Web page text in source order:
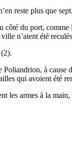
reste plus que sept.
du port,
n’aient été
à
qui avoient été
armes à la